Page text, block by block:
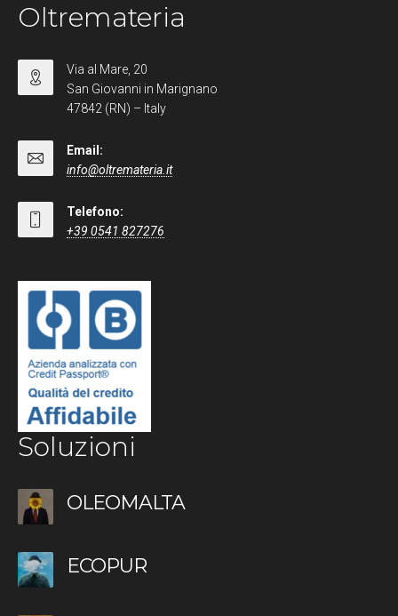
Oltremateria
Via al Mare, 20
San Giovanni in Marignano
47842 (RN) – Italy
Email:
info@oltremateria.it
Telefono:
+39 0541 827276
Soluzioni
OLEOMALTA
ECOPUR